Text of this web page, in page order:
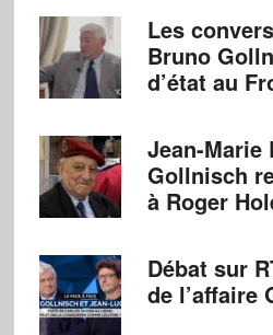
Les
Bruno
d’état au
Jean-Marie
Gollnisch
à Roger
Débat sur
de l’affaire